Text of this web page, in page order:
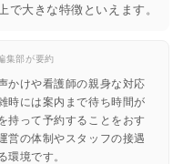
で大きな特徴といえます。
集部が要約
かけや看護師の親身な対応
時には案内まで待ち時間が
持って予約することをおす
営の体制やスタッフの接遇
環境です。